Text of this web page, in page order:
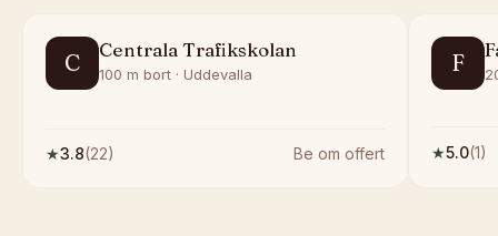
C Centrala Trafikskolan
100 m bort · Uddevalla
★3.8(22) Be om offert
F
★5.0(1)